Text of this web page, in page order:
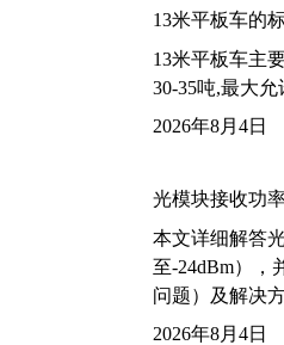
13米平板车的
13米平板车主
30-35吨,最大
2026年8月4日
光模块接收功
本文详细解答
至-24dBm），
问题）及解决
2026年8月4日